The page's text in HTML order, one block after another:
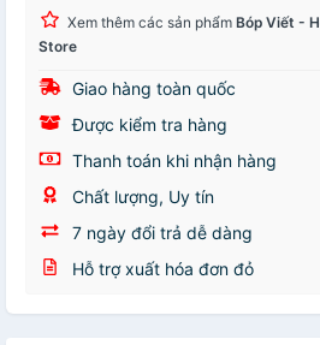
Xem thêm các sản phẩm Bóp Viết -
Store
Giao hàng toàn quốc
Được kiểm tra hàng
Thanh toán khi nhận hàng
Chất lượng, Uy tín
7 ngày đổi trả dễ dàng
Hỗ trợ xuất hóa đơn đỏ